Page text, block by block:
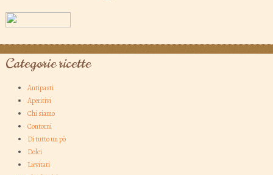
Categorie ricette
Antipasti
Aperitivi
Chi siamo
Contorni
Di tutto un pò
Dolci
Lievitati